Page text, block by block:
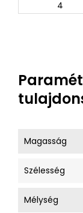
4
Magasság
Szélesség
Mélység